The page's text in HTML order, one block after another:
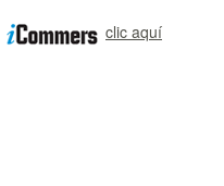
clic aquí